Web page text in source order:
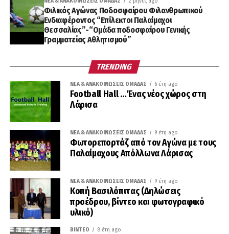
Φιλικός Αγώνας Ποδοσφαίρου Φιλανθρωπικού
Ενδιαφέροντος “Επίλεκτοι Παλαίμαχοι
Θεσσαλίας”-“Ομάδα ποδοσφαίρου Γενικής
Γραμματείας Αθλητισμού”
TRENDING
ΝΈΑ & ΑΝΑΚΟΙΝΏΣΕΙΣ ΟΜΆΔΑΣ 6 έτη ago
Football Hall …Ένας νέος χώρος στη
Λάρισα
ΝΈΑ & ΑΝΑΚΟΙΝΏΣΕΙΣ ΟΜΆΔΑΣ 9 έτη ago
Φωτορεπορτάζ από τον Αγώνα με τους
Παλαίμαχους Απόλλωνα Λάρισας
ΝΈΑ & ΑΝΑΚΟΙΝΏΣΕΙΣ ΟΜΆΔΑΣ 9 έτη ago
Κοπή Βασιλόπιτας (Δηλώσεις
προέδρου, βίντεο και φωτογραφικό
υλικό)
ΒΊΝΤΕΟ 8 έτη ago